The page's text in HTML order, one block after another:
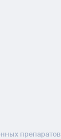
препаратов